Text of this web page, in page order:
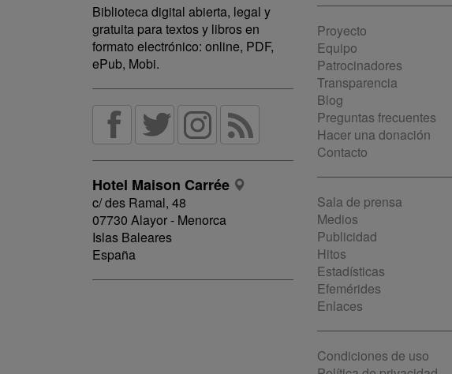
Biblioteca digital abierta, legal y
gratuita para textos y libros en
formato electrónico: online, PDF,
ePub, Mobi.
Hotel Maison Carrée
c/ des Ramal, 48
07730 Alayor - Menorca
Islas Baleares
España
Proyecto
Equipo
Patrocinadores
Transparencia
Blog
Preguntas frecuentes
Hacer una donación
Contacto
Sala de prensa
Medios
Publicidad
Hitos
Estadísticas
Efemérides
Enlaces
Condiciones de uso